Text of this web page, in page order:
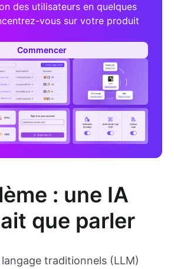
des utilisateurs en quelques
vous sur votre produit
Commencer
: une IA
que parler
traditionnels (LLM)